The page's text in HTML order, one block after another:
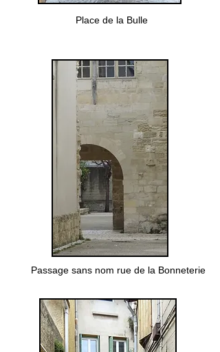
Place de la Bulle
Passage sans nom rue de la Bonneterie